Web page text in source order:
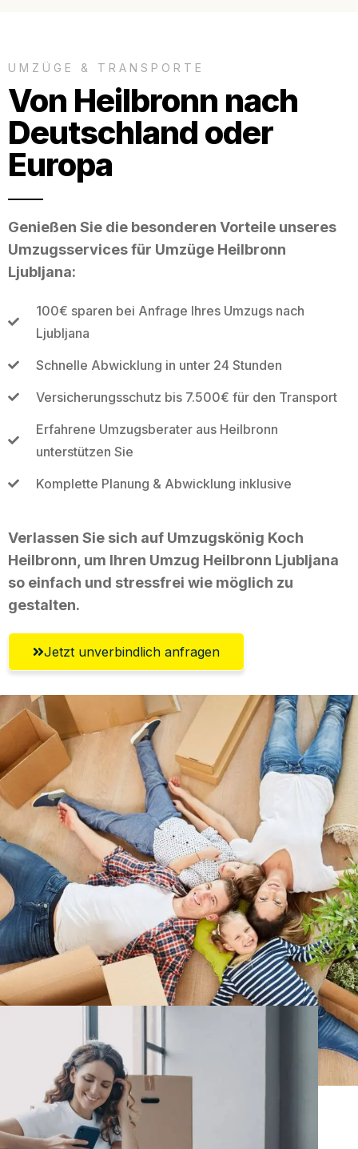
UMZÜGE & TRANSPORTE
Von Heilbronn nach
Deutschland oder
Europa
Genießen Sie die besonderen Vorteile unseres
Umzugsservices für Umzüge Heilbronn
Ljubljana:
100€ sparen bei Anfrage Ihres Umzugs nach
Ljubljana
Schnelle Abwicklung in unter 24 Stunden
Versicherungsschutz bis 7.500€ für den Transport
Erfahrene Umzugsberater aus Heilbronn
unterstützen Sie
Komplette Planung & Abwicklung inklusive
Verlassen Sie sich auf Umzugskönig Koch
Heilbronn, um Ihren Umzug Heilbronn Ljubljana
so einfach und stressfrei wie möglich zu
gestalten.
Jetzt unverbindlich anfragen